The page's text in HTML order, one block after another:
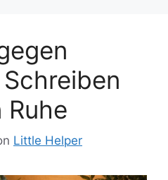
Ruhe
Little Helper